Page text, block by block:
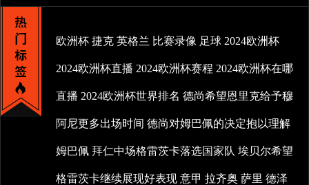
欧洲杯 捷克 英格兰 比赛录像 足球 2024欧洲杯
2024欧洲杯直播 2024欧洲杯赛程 2024欧洲杯在哪
直播 2024欧洲杯世界排名 德尚希望恩里克给予穆
阿尼更多出场时间 德尚对姆巴佩的决定抱以理解
姆巴佩 拜仁中场格雷茨卡落选国家队 埃贝尔希望
格雷茨卡继续展现好表现 意甲 拉齐奥 萨里 德泽